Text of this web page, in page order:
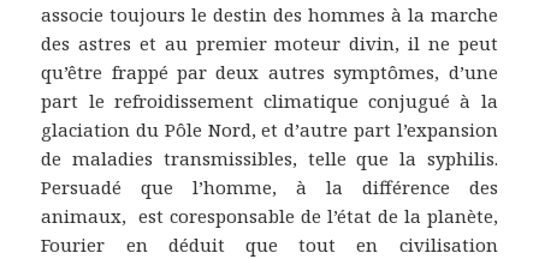
associe toujours le destin des hommes à la marche
des astres et au premier moteur divin, il ne peut
qu’être frappé par deux autres symptômes, d’une
part le refroidissement climatique conjugué à la
glaciation du Pôle Nord, et d’autre part l’expansion
de maladies transmissibles, telle que la syphilis.
Persuadé que l’homme, à la différence des
animaux, est coresponsable de l’état de la planète,
Fourier en déduit que tout en civilisation